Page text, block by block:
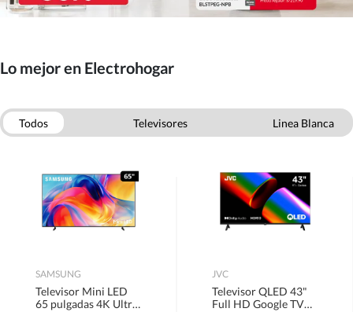
Lo mejor en Electrohogar
Todos Televisores
Linea Blanca
SAMSUNG
Televisor Mini LED
65 pulgadas 4K Ultra
JVC
Televisor QLED 43"
Full HD Google TV